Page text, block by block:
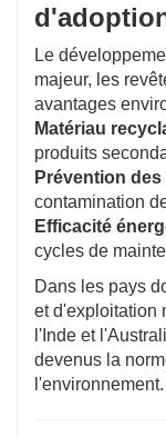
Le
majeur, les
avantages
Matériau
produits
Prévention des
contamination
Efficacité
cycles de
Dans les pays
et d'exploitation
l'Inde et
devenus la
l'environnement.